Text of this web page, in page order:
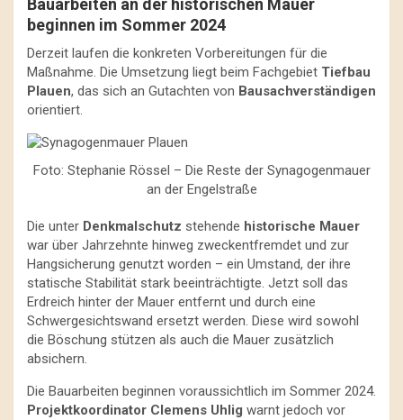
Bauarbeiten an der historischen Mauer
beginnen im Sommer 2024
Derzeit laufen die konkreten Vorbereitungen für die
Maßnahme. Die Umsetzung liegt beim Fachgebiet Tiefbau
Plauen, das sich an Gutachten von Bausachverständigen
orientiert.
Foto: Stephanie Rössel – Die Reste der Synagogenmauer
an der Engelstraße
Die unter Denkmalschutz stehende historische Mauer
war über Jahrzehnte hinweg zweckentfremdet und zur
Hangsicherung genutzt worden – ein Umstand, der ihre
statische Stabilität stark beeinträchtigte. Jetzt soll das
Erdreich hinter der Mauer entfernt und durch eine
Schwergesichtswand ersetzt werden. Diese wird sowohl
die Böschung stützen als auch die Mauer zusätzlich
absichern.
Die Bauarbeiten beginnen voraussichtlich im Sommer 2024.
Projektkoordinator Clemens Uhlig warnt jedoch vor